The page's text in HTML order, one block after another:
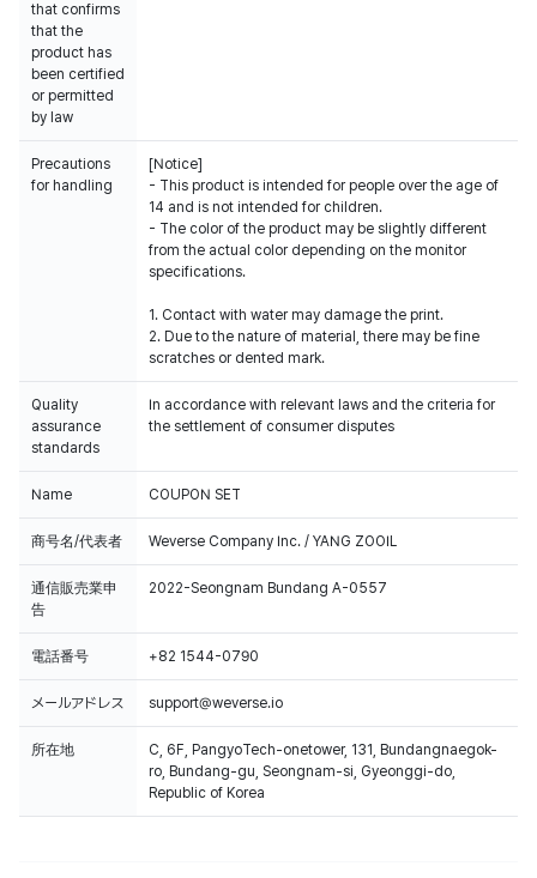
that confirms
that the
product has
been certified
or permitted
by law
Precautions
for handling
[Notice]
- This product is intended for people over the age of
14 and is not intended for children.
- The color of the product may be slightly different
from the actual color depending on the monitor
specifications.
1. Contact with water may damage the print.
2. Due to the nature of material, there may be fine
scratches or dented mark.
Quality
assurance
standards
In accordance with relevant laws and the criteria for
the settlement of consumer disputes
Name COUPON SET
商号名/代表者 Weverse Company Inc. / YANG ZOOIL
通信販売業申
告
2022-Seongnam Bundang A-0557
電話番号 +82 1544-0790
メールアドレス support@weverse.io
所在地
C, 6F, PangyoTech-onetower, 131, Bundangnaegok-
ro, Bundang-gu, Seongnam-si, Gyeonggi-do,
Republic of Korea